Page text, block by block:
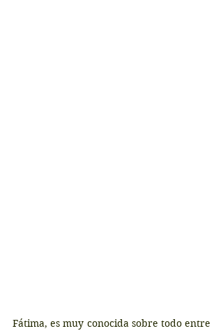
Fátima, es muy conocida sobre todo entre